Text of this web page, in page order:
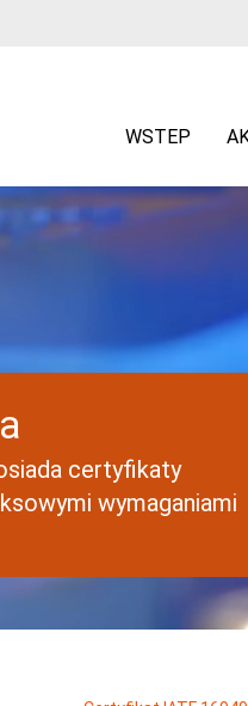
WSTEP
certyfikaty
wymaganiami